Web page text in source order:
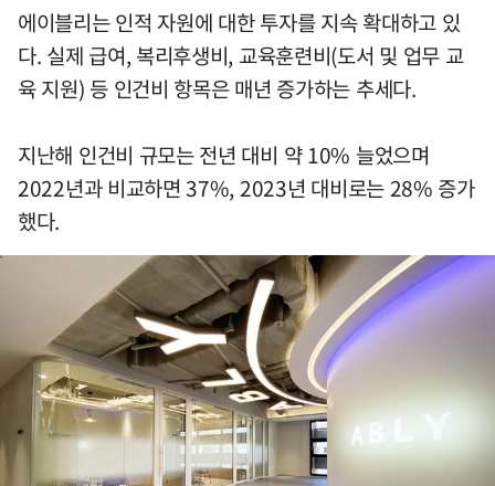
에이블리는 인적 자원에 대한 투자를 지속 확대하고 있
다. 실제 급여, 복리후생비, 교육훈련비(도서 및 업무 교
육 지원) 등 인건비 항목은 매년 증가하는 추세다.
지난해 인건비 규모는 전년 대비 약 10% 늘었으며
2022년과 비교하면 37%, 2023년 대비로는 28% 증가
했다.